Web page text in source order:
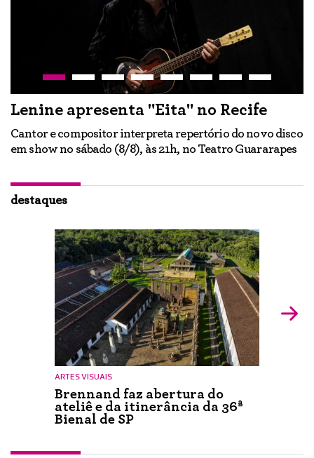
Lenine apresenta "Eita" no Recife
Cantor e compositor interpreta repertório do novo disco
em show no sábado (8/8), às 21h, no Teatro Guararapes
destaques
ARTES VISUAIS
Brennand faz abertura do
ateliê e da itinerância da 36ª
Bienal de SP